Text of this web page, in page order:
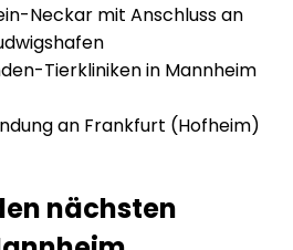
Neckar mit Anschluss an
Tierkliniken in Mannheim
an Frankfurt (Hofheim)
nächsten